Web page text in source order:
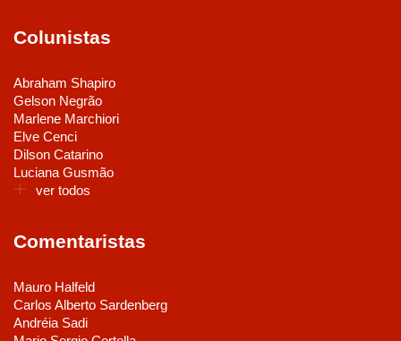
Colunistas
Abraham Shapiro
Gelson Negrão
Marlene Marchiori
Elve Cenci
Dilson Catarino
Luciana Gusmão
ver todos
Comentaristas
Mauro Halfeld
Carlos Alberto Sardenberg
Andréia Sadi